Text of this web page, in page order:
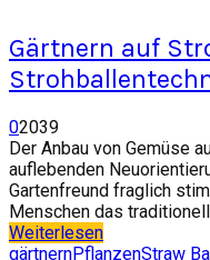
Gärtnern auf
02039
Der Anbau von Gemüse
auflebenden
Gartenfreund fraglich
Menschen das
Weiterlesen
gärtnernPflanzenStraw